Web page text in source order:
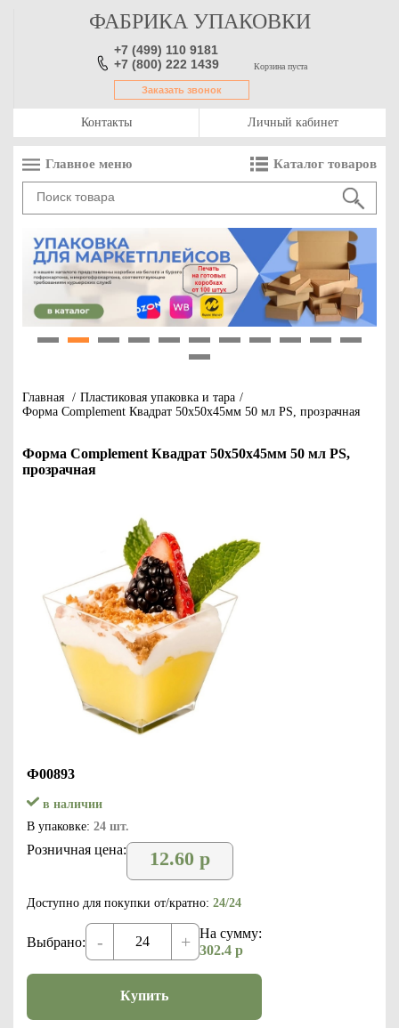
ФАБРИКА УПАКОВКИ
+7 (499) 110 9181
+7 (800) 222 1439
Заказать звонок
Корзина пуста
Контакты Личный кабинет
Главное меню Каталог товаров
Главная / Пластиковая упаковка и тара /
Форма Complement Квадрат 50х50х45мм 50 мл PS, прозрачная
Форма Complement Квадрат 50х50х45мм 50 мл PS,
прозрачная
Ф00893
в наличии
В упаковке: 24 шт.
Розничная цена: 12.60 р
Доступно для покупки от/кратно: 24/24
Выбрано: - +
На сумму:
302.4 р
Купить